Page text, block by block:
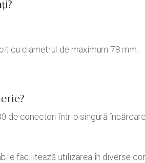
cu diametrul de maximum 78 mm.
de conectori într-o singură încărcare.
facilitează utilizarea în diverse